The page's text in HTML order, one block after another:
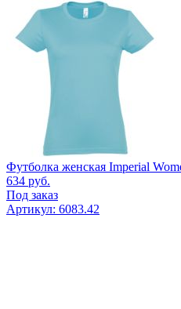
Футболка женская Imperial
634 руб.
Под заказ
Артикул: 6083.42